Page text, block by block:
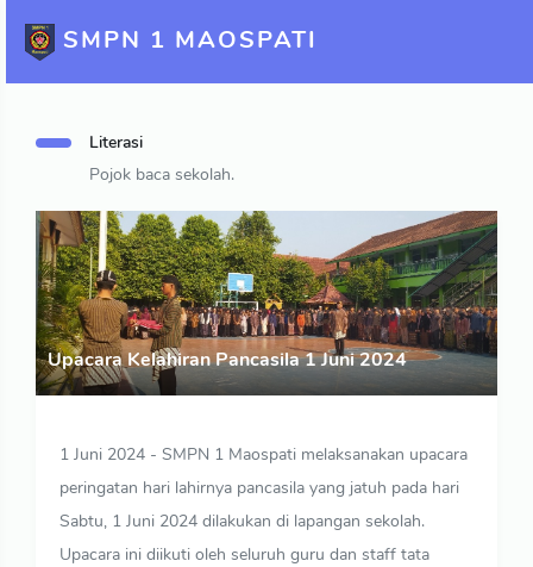
SMPN 1 MAOSPATI
Literasi
Pojok baca sekolah.
Upacara Kelahiran Pancasila 1 Juni 2024
1 Juni 2024 - SMPN 1 Maospati melaksanakan upacara
peringatan hari lahirnya pancasila yang jatuh pada hari
Sabtu, 1 Juni 2024 dilakukan di lapangan sekolah.
Upacara ini diikuti oleh seluruh guru dan staff tata